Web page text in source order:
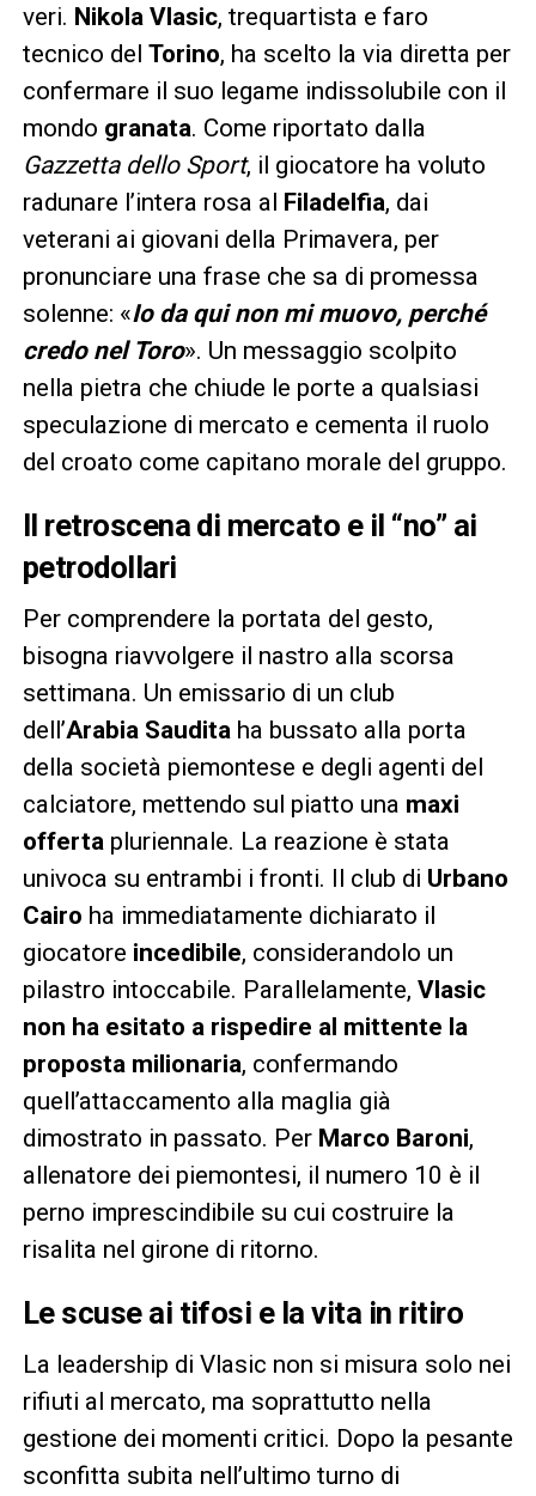
veri. Nikola Vlasic, trequartista e faro
tecnico del Torino, ha scelto la via diretta per
confermare il suo legame indissolubile con il
mondo granata. Come riportato dalla
Gazzetta dello Sport, il giocatore ha voluto
radunare l’intera rosa al Filadelfia, dai
veterani ai giovani della Primavera, per
pronunciare una frase che sa di promessa
solenne: «Io da qui non mi muovo, perché
credo nel Toro». Un messaggio scolpito
nella pietra che chiude le porte a qualsiasi
speculazione di mercato e cementa il ruolo
del croato come capitano morale del gruppo.
Il retroscena di mercato e il “no” ai
petrodollari
Per comprendere la portata del gesto,
bisogna riavvolgere il nastro alla scorsa
settimana. Un emissario di un club
dell’Arabia Saudita ha bussato alla porta
della società piemontese e degli agenti del
calciatore, mettendo sul piatto una maxi
offerta pluriennale. La reazione è stata
univoca su entrambi i fronti. Il club di Urbano
Cairo ha immediatamente dichiarato il
giocatore incedibile, considerandolo un
pilastro intoccabile. Parallelamente, Vlasic
non ha esitato a rispedire al mittente la
proposta milionaria, confermando
quell’attaccamento alla maglia già
dimostrato in passato. Per Marco Baroni,
allenatore dei piemontesi, il numero 10 è il
perno imprescindibile su cui costruire la
risalita nel girone di ritorno.
Le scuse ai tifosi e la vita in ritiro
La leadership di Vlasic non si misura solo nei
rifiuti al mercato, ma soprattutto nella
gestione dei momenti critici. Dopo la pesante
sconfitta subita nell’ultimo turno di